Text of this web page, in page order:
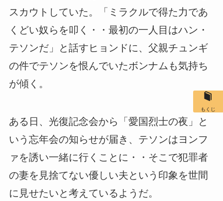
スカウトしていた。「ミラクルで得た力であ
くどい奴らを叩く・・最初の一人目はハン・
テソンだ」と話すヒョンドに、父親チュンギ
の件でテソンを恨んでいたボンナムも気持ち
が傾く。
ある日、光復記念会から「愛国烈士の夜」と
いう忘年会の知らせが届き、テソンはヨンフ
ァを誘い一緒に行くことに・・そこで犯罪者
の妻を見捨てない優しい夫という印象を世間
に見せたいと考えているようだ。
もくじ